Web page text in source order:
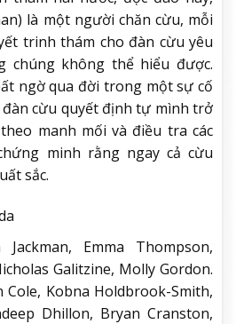
là một người chăn cừu, mỗi
trinh thám cho đàn cừu yêu
chúng không thể hiểu được.
ngờ qua đời trong một sự cố
cừu quyết định tự mình trở
manh mối và điều tra các
minh rằng ngay cả cừu
sắc.
Emma Thompson,
Galitzine, Molly Gordon.
Cole, Kobna Holdbrook-Smith,
Dhillon, Bryan Cranston,